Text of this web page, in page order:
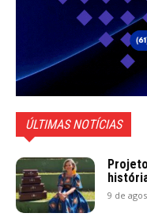
ÚLTIMAS NOTÍCIAS
9 de